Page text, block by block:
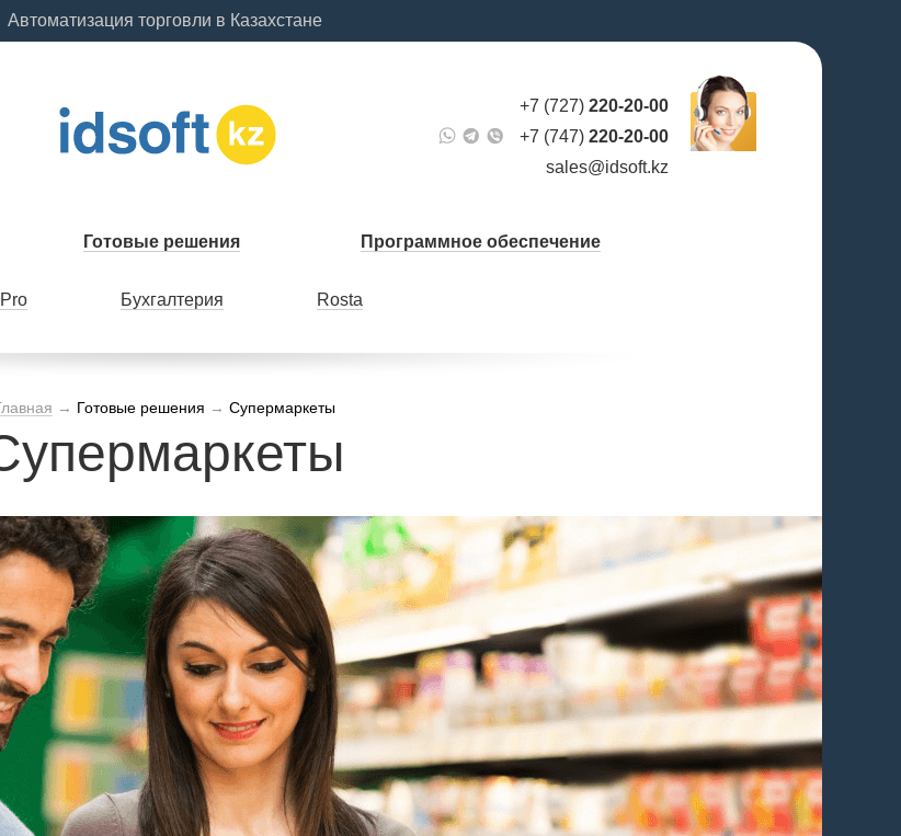
Автоматизация торговли в Казахстане
+7 (727) 220-20-00
+7 (747) 220-20-00
sales@idsoft.kz
Готовые решения Программное обеспечение
Бухгалтерия Rosta
→ Готовые решения → Супермаркеты